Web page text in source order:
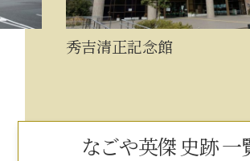
秀吉清正記念館
なごや英傑 史跡 一